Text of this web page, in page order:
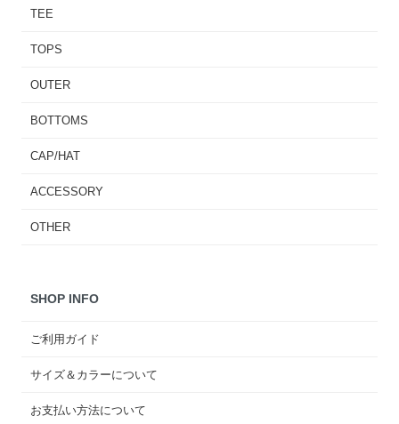
TEE
TOPS
OUTER
BOTTOMS
CAP/HAT
ACCESSORY
OTHER
SHOP INFO
ご利用ガイド
サイズ＆カラーについて
お支払い方法について